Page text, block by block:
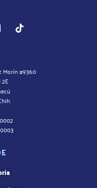
Morín #9360